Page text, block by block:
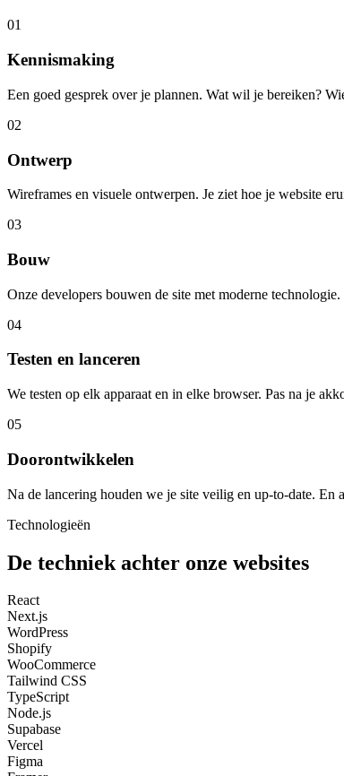
01
Kennismaking
Een goed gesprek over je plannen. Wat wil je bereiken?
02
Ontwerp
Wireframes en visuele ontwerpen. Je ziet hoe je website
03
Bouw
Onze developers bouwen de site met moderne
04
Testen en lanceren
We testen op elk apparaat en in elke browser. Pas na je
05
Doorontwikkelen
Na de lancering houden we je site veilig en up-to-date. En
Technologieën
De techniek achter onze websites
React
Next.js
WordPress
Shopify
WooCommerce
Tailwind CSS
TypeScript
Node.js
Supabase
Vercel
Figma